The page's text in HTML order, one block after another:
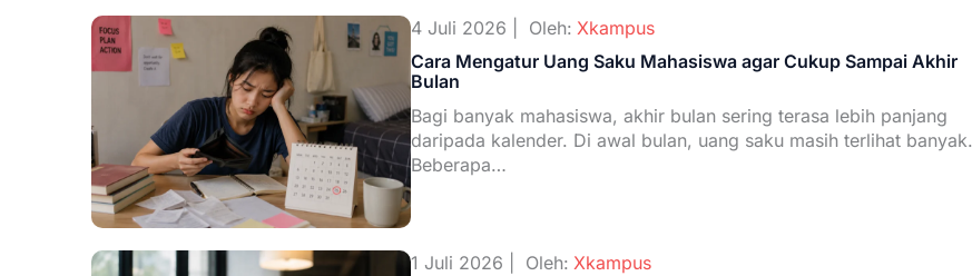
4 Juli 2026 | Oleh: Xkampus
Cara Mengatur Uang Saku Mahasiswa agar Cukup Sampai Akhir
Bulan
Bagi banyak mahasiswa, akhir bulan sering terasa lebih panjang
daripada kalender. Di awal bulan, uang saku masih terlihat banyak.
Beberapa…
1 Juli 2026 | Oleh: Xkampus